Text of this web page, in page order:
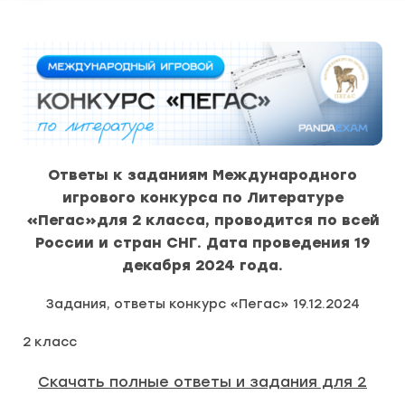
Ответы к заданиям Международного
игрового конкурса по Литературе
«Пегас»для 2 класса, проводится по всей
России и стран СНГ. Дата проведения 19
декабря 2024 года.
Задания, ответы конкурс «Пегас» 19.12.2024
2 класс
Скачать полные ответы и задания для 2